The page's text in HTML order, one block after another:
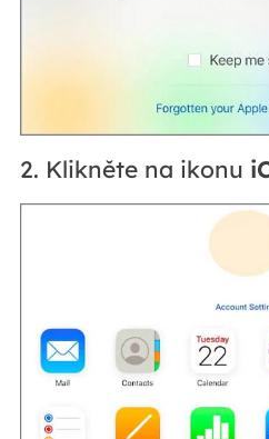
2. Klikněte na ikonu